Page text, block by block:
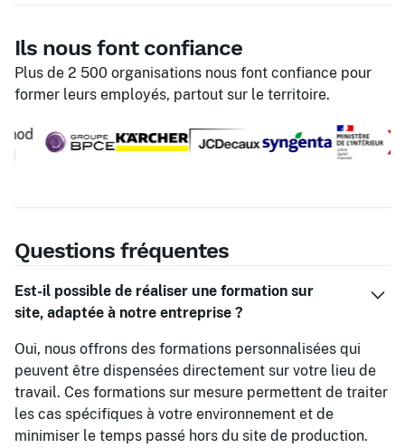
Ils nous font confiance
Plus de 2 500 organisations nous font confiance pour
former leurs employés, partout sur le territoire.
Questions fréquentes
Est-il possible de réaliser une formation sur
site, adaptée à notre entreprise ?
Oui, nous offrons des formations personnalisées qui
peuvent être dispensées directement sur votre lieu de
travail. Ces formations sur mesure permettent de traiter
les cas spécifiques à votre environnement et de
minimiser le temps passé hors du site de production.